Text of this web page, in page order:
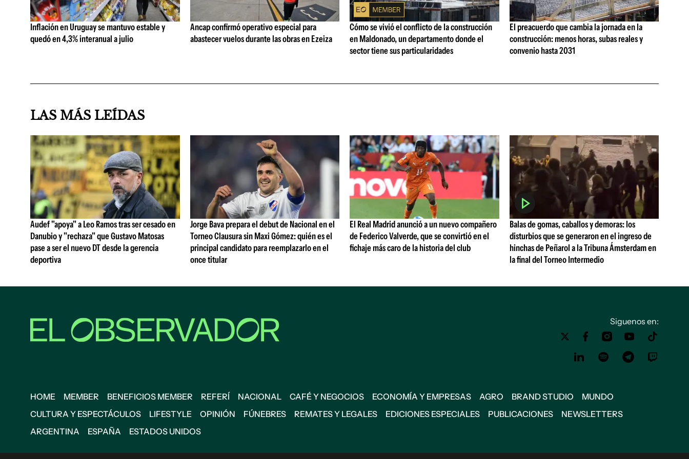
Inflación en Uruguay se mantuvo estable y
quedó en 4,3% interanual a julio
Ancap confirmó operativo especial para
abastecer vuelos durante las obras en Ezeiza
Cómo se vivió el conflicto de la construcción
en Maldonado, un departamento donde el
sector tiene sus particularidades
El preacuerdo que cambia la jornada en la
construcción: menos horas, subas reales y
convenio hasta 2031
LAS MÁS LEÍDAS
Audef "apoya" a Leo Ramos tras ser cesado en
Danubio y "rechaza" que Gustavo Matosas
pase a ser el nuevo DT desde la gerencia
deportiva
Jorge Bava prepara el debut de Nacional en el
Torneo Clausura sin Maxi Gómez: quién es el
principal candidato para reemplazarlo en el
once titular
El Real Madrid anunció a un nuevo compañero
de Federico Valverde, que se convirtió en el
fichaje más caro de la historia del club
Balas de gomas, caballos y demoras: los
disturbios que se generaron en el ingreso de
hinchas de Peñarol a la Tribuna Ámsterdam en
la final del Torneo Intermedio
Siguenos en:
HOME MEMBER BENEFICIOS MEMBER REFERÍ NACIONAL CAFÉ Y NEGOCIOS ECONOMÍA Y EMPRESAS AGRO BRAND STUDIO
MUNDO
CULTURA Y ESPECTÁCULOS
LIFESTYLE OPINIÓN FÚNEBRES REMATES Y LEGALES EDICIONES ESPECIALES PUBLICACIONES
NEWSLETTERS
ARGENTINA
ESPAÑA ESTADOS UNIDOS